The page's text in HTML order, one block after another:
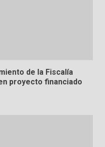
de la Fiscalía
proyecto financiado